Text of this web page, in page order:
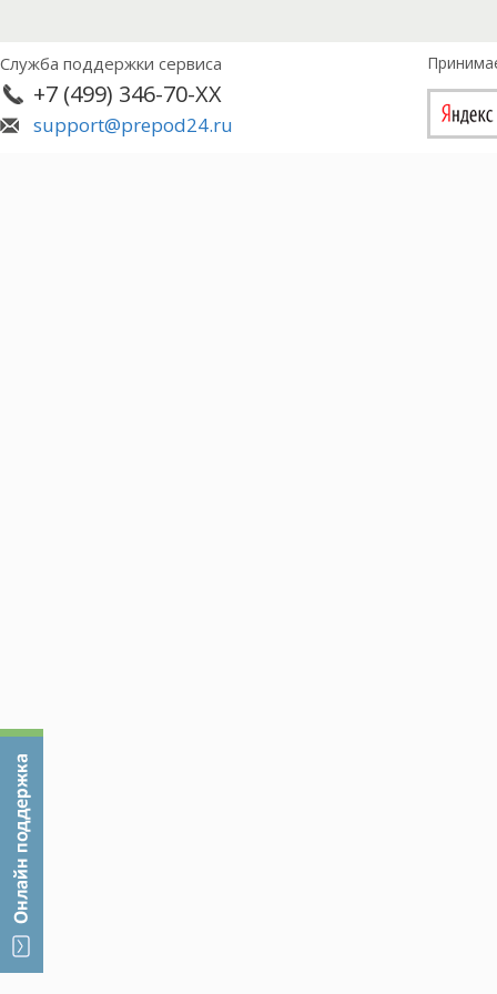
Служба поддержки сервиса
+7 (499) 346-70-XX
support@prepod24.ru